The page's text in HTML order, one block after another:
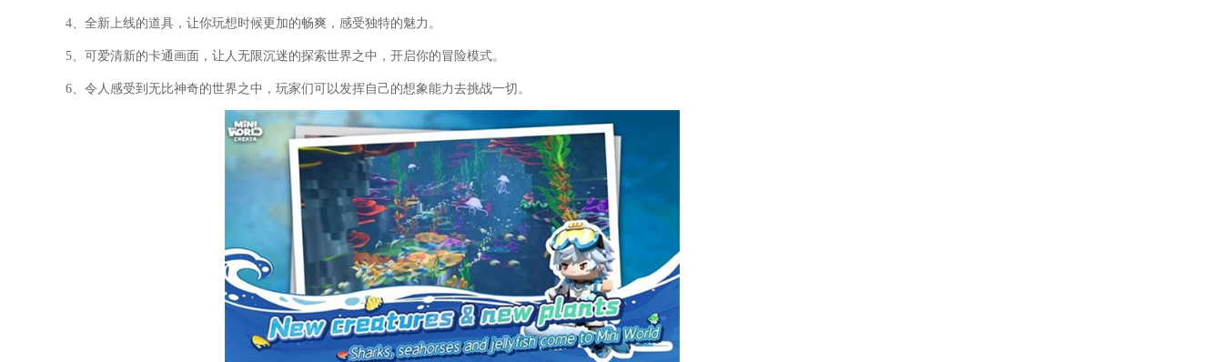
4、全新上线的道具，让你玩想时候更加的畅爽，感受独特的魅力。
5、可爱清新的卡通画面，让人无限沉迷的探索世界之中，开启你的冒险模式。
6、令人感受到无比神奇的世界之中，玩家们可以发挥自己的想象能力去挑战一切。